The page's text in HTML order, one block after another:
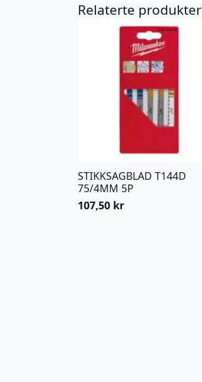
Relaterte produkter
STIKKSAGBLAD T144D
75/4MM 5P
107,50 kr